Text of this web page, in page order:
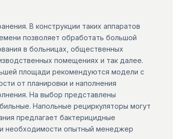
В конструкции таких аппаратов
позволяет обработать большой
в больницах, общественных
помещениях и так далее.
площади рекомендуются модели с
от планировки и наполнения
На выбор представлены
Напольные рециркуляторы могут
предлагает бактерицидные
необходимости опытный менеджер